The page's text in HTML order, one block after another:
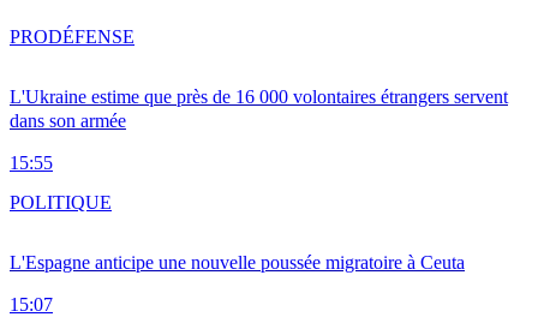
L'Ukraine estime que près de 16 000 volontaires étrangers servent
dans son armée
15:55
PRODÉFENSE
L'Espagne anticipe une nouvelle poussée migratoire à Ceuta
15:07
POLITIQUE